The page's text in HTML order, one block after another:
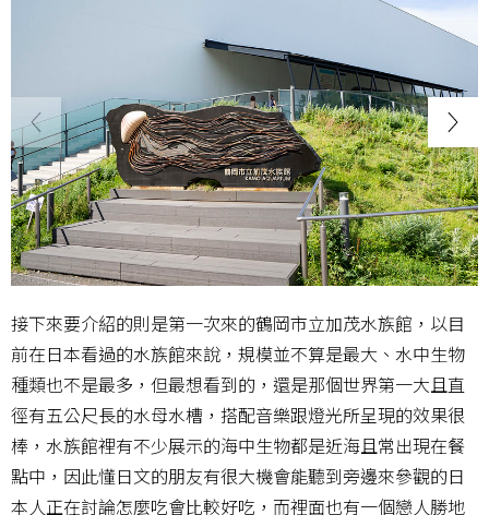
接下來要介紹的則是第一次來的鶴岡市立加茂水族館，以目
前在日本看過的水族館來說，規模並不算是最大、水中生物
種類也不是最多，但最想看到的，還是那個世界第一大且直
徑有五公尺長的水母水槽，搭配音樂跟燈光所呈現的效果很
棒，水族館裡有不少展示的海中生物都是近海且常出現在餐
點中，因此懂日文的朋友有很大機會能聽到旁邊來參觀的日
本人正在討論怎麼吃會比較好吃，而裡面也有一個戀人勝地